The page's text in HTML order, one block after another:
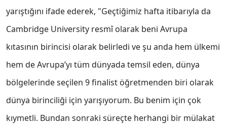
yarıştığını ifade ederek, "Geçtiğimiz hafta itibarıyla da
Cambridge University resmî olarak beni Avrupa
kıtasının birincisi olarak belirledi ve şu anda hem ülkemi
hem de Avrupa’yı tüm dünyada temsil eden, dünya
bölgelerinde seçilen 9 finalist öğretmenden biri olarak
dünya birinciliği için yarışıyorum. Bu benim için çok
kıymetli. Bundan sonraki süreçte herhangi bir mülakat